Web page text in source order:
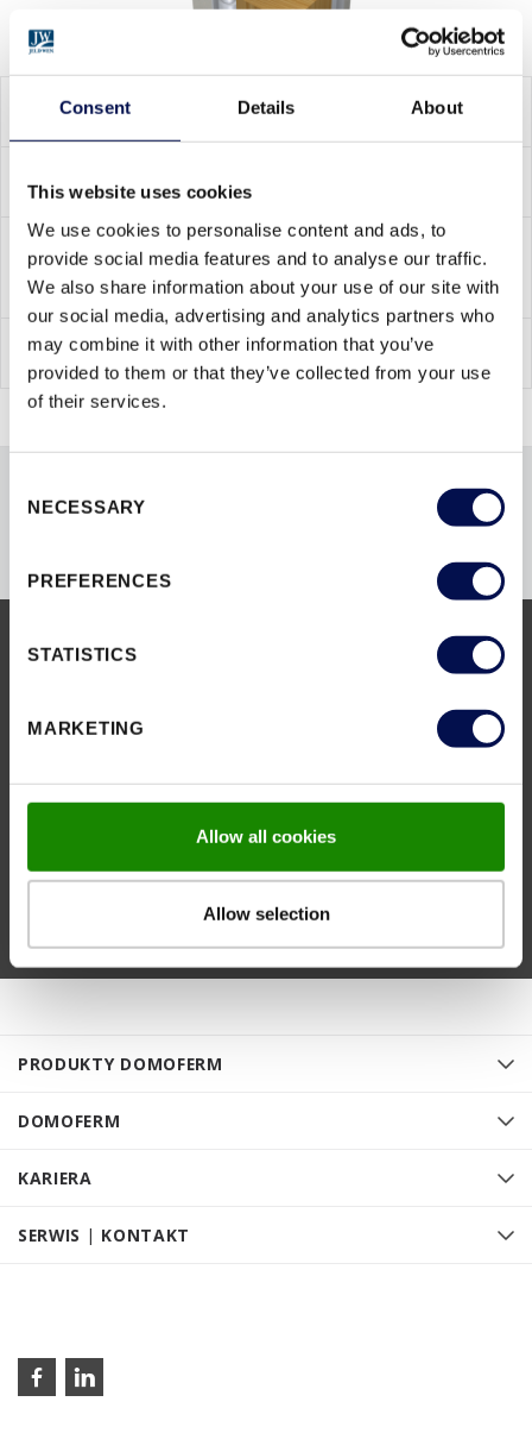
Consent Details About
This website uses cookies
We use cookies to personalise content and ads, to
provide social media features and to analyse our traffic.
We also share information about your use of our site with
our social media, advertising and analytics partners who
may combine it with other information that you’ve
provided to them or that they’ve collected from your use
of their services.
Selection
NECESSARY
PREFERENCES
STATISTICS
MARKETING
Allow all cookies
Allow selection
CECHY PRODUKTU
WAŻNE CECHY KONSTRUKCYJNE
ZAKRES WYMIARÓW /
STANDARDOWE WYMIARY OTWORU
DOKUMENTACJA
PRODUKTY DOMOFERM
DOMOFERM
KARIERA
SERWIS | KONTAKT
Tutaj znajdziesz wszystkie ważne
dokumenty
POBIERZ